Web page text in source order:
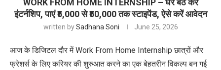
WORK FROM HOME INTERNSHIP – घर बैठे करें
इंटर्नशिप, पाएं ₹5,000 से ₹50,000 तक स्टाइपेंड, ऐसे करें आवेदन
written bySadhana Soni June 25, 2026
आज के डिजिटल दौर में Work From Home Internship छात्रों और
फ्रेशर्स के लिए करियर की शुरुआत करने का एक बेहतरीन विकल्प बन गई